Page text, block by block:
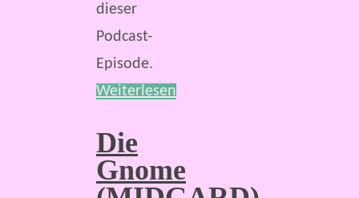
dieser
Podcast-
Episode.
Weiterlesen
Die
Gnome